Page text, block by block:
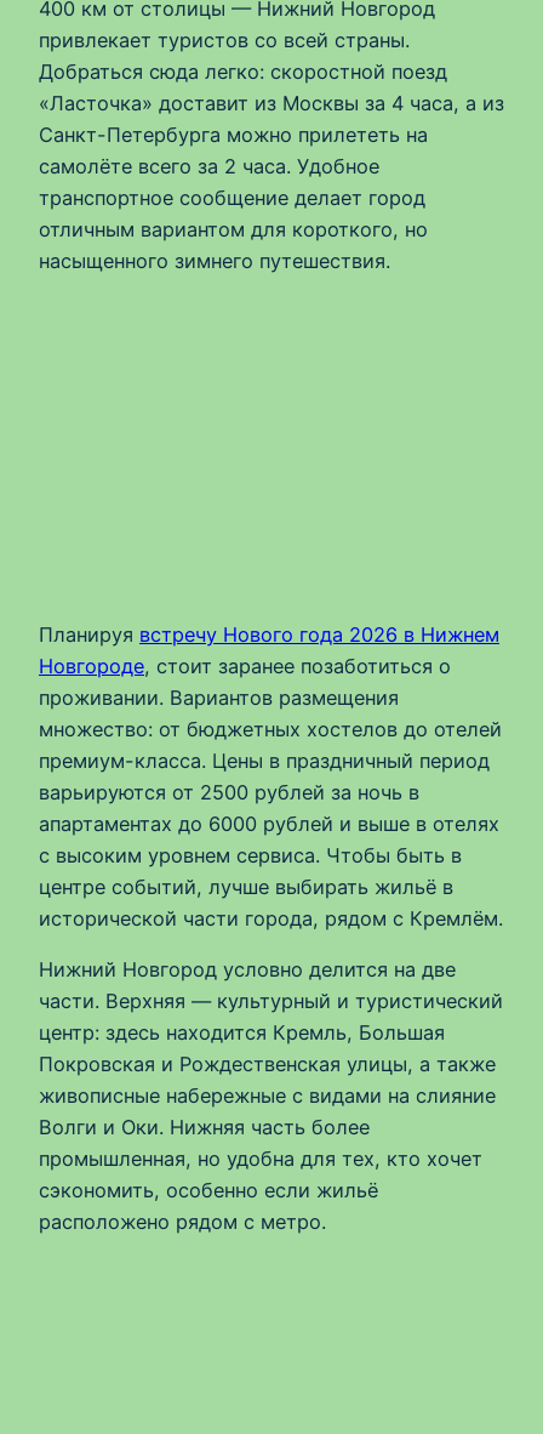
400 км от столицы — Нижний Новгород
привлекает туристов со всей страны.
Добраться сюда легко: скоростной поезд
«Ласточка» доставит из Москвы за 4 часа, а из
Санкт-Петербурга можно прилететь на
самолёте всего за 2 часа. Удобное
транспортное сообщение делает город
отличным вариантом для короткого, но
насыщенного зимнего путешествия.
Планируя встречу Нового года 2026 в Нижнем
Новгороде, стоит заранее позаботиться о
проживании. Вариантов размещения
множество: от бюджетных хостелов до отелей
премиум-класса. Цены в праздничный период
варьируются от 2500 рублей за ночь в
апартаментах до 6000 рублей и выше в отелях
с высоким уровнем сервиса. Чтобы быть в
центре событий, лучше выбирать жильё в
исторической части города, рядом с Кремлём.
Нижний Новгород условно делится на две
части. Верхняя — культурный и туристический
центр: здесь находится Кремль, Большая
Покровская и Рождественская улицы, а также
живописные набережные с видами на слияние
Волги и Оки. Нижняя часть более
промышленная, но удобна для тех, кто хочет
сэкономить, особенно если жильё
расположено рядом с метро.